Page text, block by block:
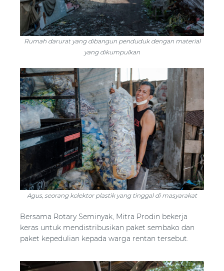
Rumah darurat yang dibangun penduduk dengan material
yang dikumpulkan
Agus, seorang kolektor plastik yang tinggal di masyarakat
Bersama Rotary Seminyak, Mitra Prodin bekerja
keras untuk mendistribusikan paket sembako dan
paket kepedulian kepada warga rentan tersebut.